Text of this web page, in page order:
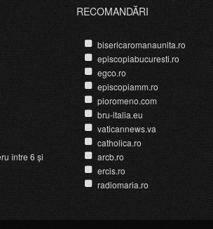
între 6 și
RECOMANDĂRI
bisericaromanaunita.ro
episcopiabucuresti.ro
egco.ro
episcopiamm.ro
pioromeno.com
bru-italia.eu
vaticannews.va
catholica.ro
arcb.ro
ercis.ro
radiomaria.ro